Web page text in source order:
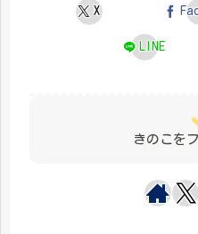
X
LINE
きのこを